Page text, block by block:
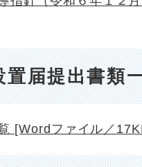
届提出書類
[Wordファイル／